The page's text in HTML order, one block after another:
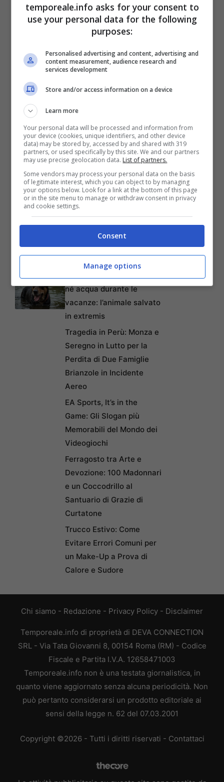
Articoli recentiDa Gioco a Tragedia:
Chiede 176 Milioni per
Paralisi Causata da
Swatting Durante Partita
di Rust
Abbandona Pongo, il suo
né acqua durante le
vacanze: l’animale salvato
in extremis
Tragedia in Perù: Monza e
Seregno in Lutto per la
Perdita di Due Famiglie
Brianzole in Incidente
Aereo
EA Sports, It’s in the
Game: Gli Slogan più
Memorabili del Mondo dei
Videogiochi
Ferragosto tra Arte e
Devozione: 100 Madonnari
e un Coccodrillo al
Santuario di Grazie di
Curtatone
Trucco Estivo: Come
Evitare Errori Comuni per
un Make-Up a Prova di
Calore e Sudore
Chi siamo - Redazione - Privacy Policy - Disclaimer
Temporeale.info di proprietà di DEVA CONNECTION
SRL - Via Tata Giovanni 8, 00154 Roma (RM) - Codice
Fiscale e Partita I.V.A. 12658471003
Temporeale.info non è una testata giornalistica, in
quanto viene aggiornato senza alcuna periodicità. Non
può pertanto considerarsi un prodotto editoriale ai
sensi della legge n. 62 del 07.03.2001
Copyright ©2026 - Tutti i diritti riservati - Contattaci
temporeale.info asks for your consent to
use your personal data for the following
purposes:
Personalised advertising and content, advertising and
content measurement, audience research and
services development
Store and/or access information on a device
Learn more
Your personal data will be processed and information from
your device (cookies, unique identifiers, and other device
data) may be stored by, accessed by and shared with 319
partners, or used specifically by this site. We and our partners
may use precise geolocation data. List of partners.
Some vendors may process your personal data on the basis
of legitimate interest, which you can object to by managing
your options below. Look for a link at the bottom of this page
or in the site menu to manage or withdraw consent in privacy
and cookie settings.
Consent
Manage options